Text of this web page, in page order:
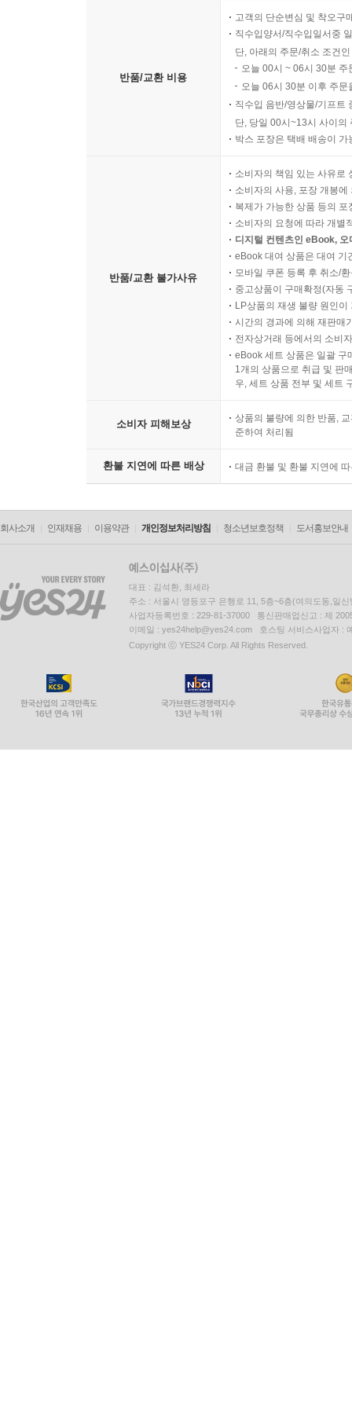
반품/교환 비용
고객의 단순변심 및 착오구
직수입양서/직수입일서중
단, 아래의 주문/취소 조건
오늘 00시 ~ 06시 30분
오늘 06시 30분 이후 주
직수입 음반/영상물/기프트
단, 당일 00시~13시 사이의
박스 포장은 택배 배송이
반품/교환 불가사유
소비자의 책임 있는 사유로
소비자의 사용, 포장 개봉
복제가 가능한 상품 등의
소비자의 요청에 따라 개별
디지털 컨텐츠인 eBook,
eBook 대여 상품은 대여 기
모바일 쿠폰 등록 후 취소/
중고상품이 구매확정(자동
LP상품의 재생 불량 원인
시간의 경과에 의해 재판매
전자상거래 등에서의 소비
eBook 세트 상품은 일괄 구
1개의 상품으로 취급 및 판
우, 세트 상품 전부 및 세트
소비자 피해보상
상품의 불량에 의한 반품,
준하여 처리됨
환불 지연에 따른 배상 대금 환불 및 환불 지연에
회사소개 인재채용 이용약관 개인정보처리방침 청소년보호정책 도서홍보안내
대표 : 김석환, 최세라
주소 : 서울시 영등포구 은행로 11, 5층~6층(여의도동,일신
사업자등록번호 : 229-81-37000 통신판매업신고 : 제
이메일 : yes24help@yes24.com 호스팅 서비스사업자 :
Copyright ⓒ YES24 Corp. All Rights Reserved.